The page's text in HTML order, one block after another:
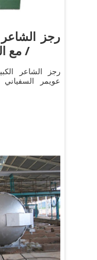
‫رجز
/ مع
رجز الشاعر
عويمر